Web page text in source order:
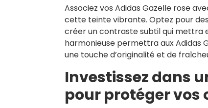
Associez vos Adidas Gazelle rose
cette teinte vibrante. Optez pour
créer un contraste subtil qui mettra
harmonieuse permettra aux Adidas
une touche d’originalité et de
Investissez dans
pour protéger vos